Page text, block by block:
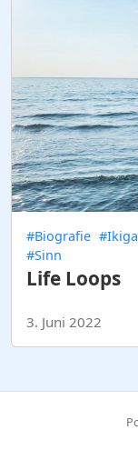
#Biografie
#Sinn
Life Loops
3. Juni 2022